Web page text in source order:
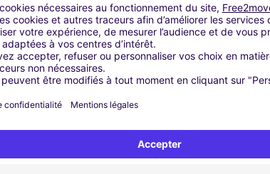
Agences similaires
ANDRIA (C)